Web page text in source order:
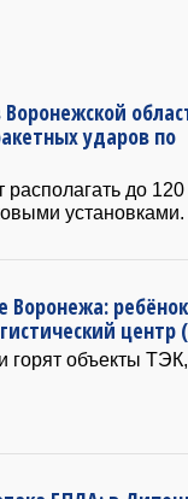
ударов по
до 120
установками.
Воронежа:
горят объекты ТЭК,